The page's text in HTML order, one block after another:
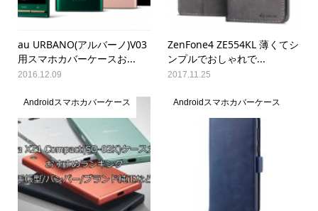
au URBANO(アルバーノ)V03
用スマホカバーケースお...
2016.12.09
ZenFone4 ZE554KL 薄くてシ
ンプルでおしゃれで...
2017.11.25
Androidスマホカバーケース Androidスマホカバーケース